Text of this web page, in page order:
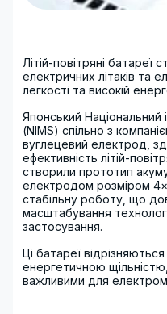
Літій-повітряні
електричних літаків та
легкості та високій
Японський Національний
(NIMS) спільно з
вуглецевий електрод,
ефективність літій-
створили прототип
електродом розміром
стабільну роботу, що
масштабування
застосування.
Ці батареї
енергетичною
важливими для